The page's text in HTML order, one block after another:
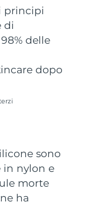
principi
di
delle
dopo
sono
in nylon e
morte
ha
stimata
stimata
13/8/26
stimata
stimata 18/8/26